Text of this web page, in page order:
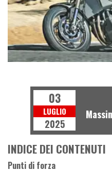
03
LUGLIO
2025
INDICE DEI CONTENUTI
Punti di forza